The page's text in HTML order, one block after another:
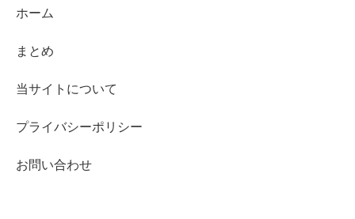
ホーム
まとめ
当サイトについて
プライバシーポリシー
お問い合わせ